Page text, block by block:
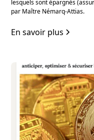
lesquels sont épargnés
par Maître Némarq-Attias.
En savoir plus